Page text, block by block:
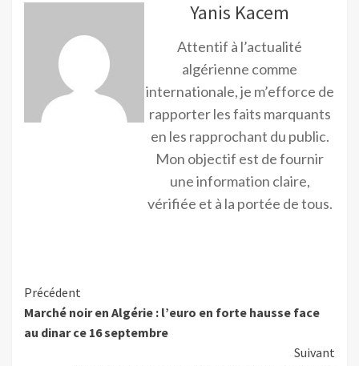
Yanis Kacem
Attentif à l’actualité
algérienne comme
internationale, je m’efforce de
rapporter les faits marquants
en les rapprochant du public.
Mon objectif est de fournir
une information claire,
vérifiée et à la portée de tous.
Précédent
Marché noir en Algérie : l’euro en forte hausse face
au dinar ce 16 septembre
Suivant